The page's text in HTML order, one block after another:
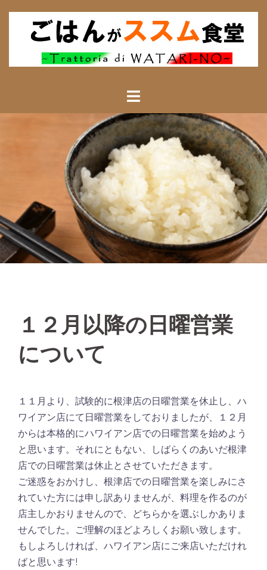
１２月以降の日曜営業
について
１１月より、試験的に根津店の日曜営業を休止し、ハ
ワイアン店にて日曜営業をしておりましたが、１２月
からは本格的にハワイアン店での日曜営業を始めよう
と思います。それにともない、しばらくのあいだ根津
店での日曜営業は休止とさせていただきます。
ご迷惑をおかけし、根津店での日曜営業を楽しみにさ
れていた方には申し訳ありませんが、料理を作るのが
店主しかおりませんので、どちらかを選ぶしかありま
せんでした。ご理解のほどよろしくお願い致します。
もしよろしければ、ハワイアン店にご来店いただけれ
ばと思います!